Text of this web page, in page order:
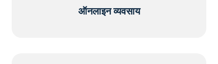
ऑनलाइन व्यवसाय